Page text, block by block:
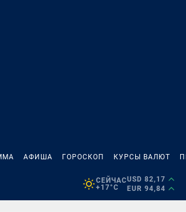
АФИША ГОРОСКОП КУРСЫ ВАЛЮТ
СЕЙЧАС
+17°C
USD 82,17
EUR 94,84